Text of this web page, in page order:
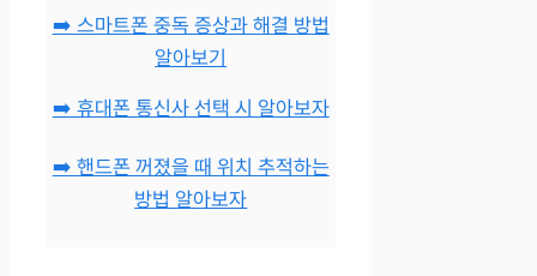
➡️ 스마트폰 중독 증상과 해결 방법
알아보기
➡️ 휴대폰 통신사 선택 시 알아보자
➡️ 핸드폰 꺼졌을 때 위치 추적하는
방법 알아보자